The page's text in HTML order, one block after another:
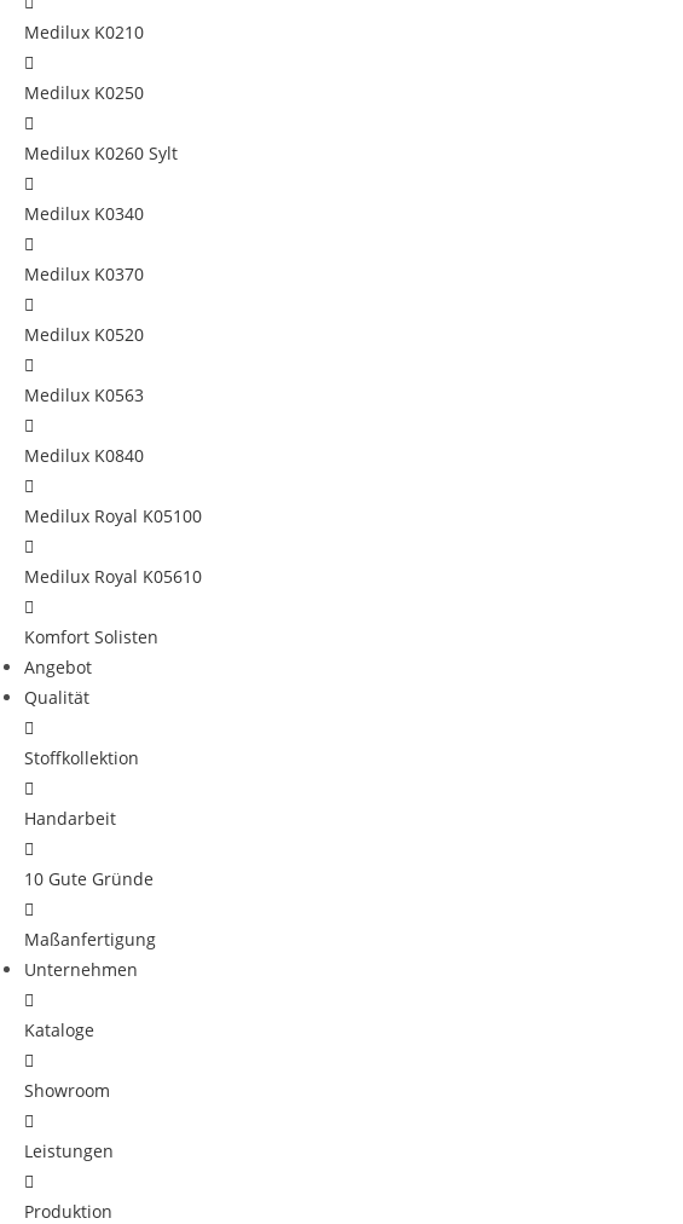
Medilux K0210
Medilux K0250
Medilux K0260 Sylt
Medilux K0340
Medilux K0370
Medilux K0520
Medilux K0563
Medilux K0840
Medilux Royal K05100
Medilux Royal K05610
Komfort Solisten
Angebot
Qualität
Stoffkollektion
Handarbeit
10 Gute Gründe
Maßanfertigung
Unternehmen
Kataloge
Showroom
Leistungen
Produktion